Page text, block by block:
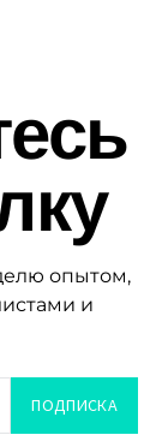
опытом,
и
ПОДПИСКА